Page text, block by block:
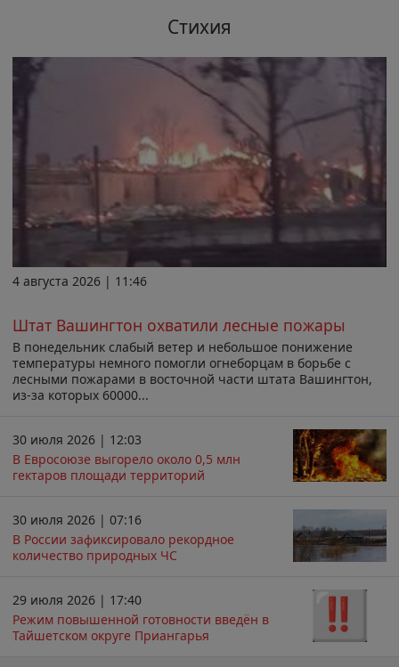
Стихия
4 августа 2026 | 11:46
Штат Вашингтон охватили лесные пожары
В понедельник слабый ветер и небольшое понижение
температуры немного помогли огнеборцам в борьбе с
лесными пожарами в восточной части штата Вашингтон,
из-за которых 60000...
30 июля 2026 | 12:03
В Евросоюзе выгорело около 0,5 млн
гектаров площади территорий
30 июля 2026 | 07:16
В России зафиксировало рекордное
количество природных ЧС
29 июля 2026 | 17:40
Режим повышенной готовности введён в
Тайшетском округе Приангарья